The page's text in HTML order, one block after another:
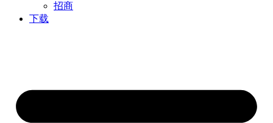
招商
下载